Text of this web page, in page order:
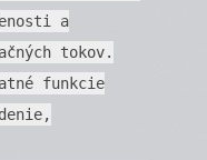
a
tokov.
funkcie